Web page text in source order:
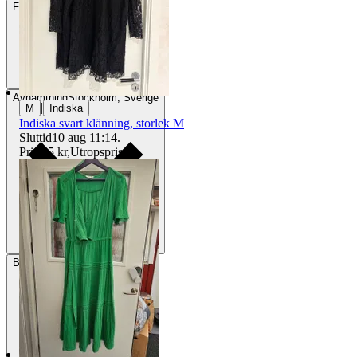
Frakt 84 kr DSV
AvhämtningStockholm, Sverige
BetalningVia Tradera
M | Indiska
Indiska svart klänning, storlek M
Sluttid10 aug 11:14.
Pris:
35 kr,Utropspris.